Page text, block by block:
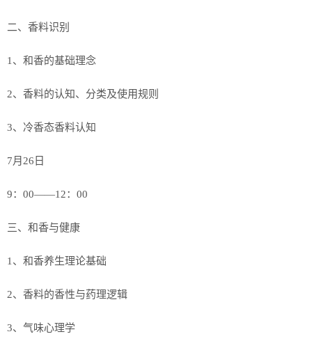
二、香料识别
1、和香的基础理念
2、香料的认知、分类及使用规则
3、冷香态香料认知
7月26日
9：00——12：00
三、和香与健康
1、和香养生理论基础
2、香料的香性与药理逻辑
3、气味心理学